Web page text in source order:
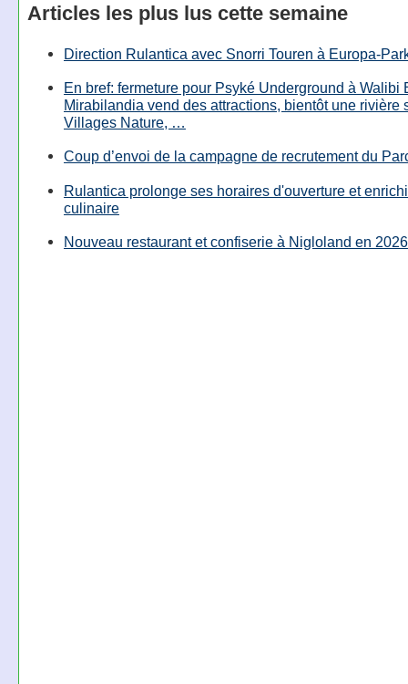
Articles les plus lus cette semaine
Direction Rulantica avec Snorri Touren à Europa-
En bref: fermeture pour Psyké Underground à Walibi
Mirabilandia vend des attractions, bientôt une rivière
Villages Nature, …
Coup d’envoi de la campagne de recrutement du
Rulantica prolonge ses horaires d'ouverture et
culinaire
Nouveau restaurant et confiserie à Nigloland en 2026